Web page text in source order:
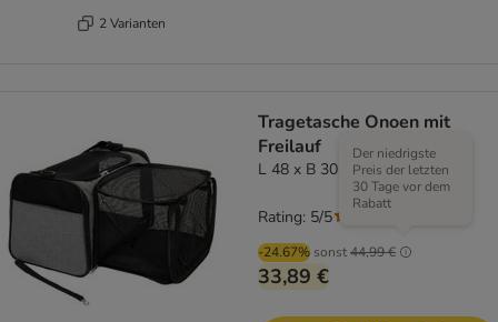
2 Varianten
Tragetasche Onoen mit
Freilauf
L 48 x B 30,5 x H 30,5 cm
-24.67% sonst44,99 €
Der niedrigste
Preis der letzten
30 Tage vor dem
Rabatt
33,89 €
Rating: 5/5